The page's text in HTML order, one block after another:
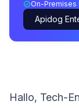
On-Premises
Apidog
Hallo, Tech-